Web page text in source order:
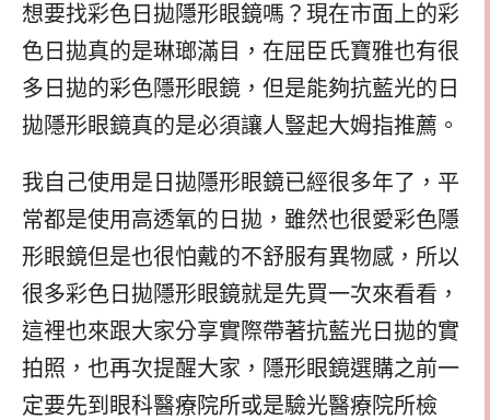
想要找彩色日拋隱形眼鏡嗎？現在市面上的彩
色日拋真的是琳瑯滿目，在屈臣氏寶雅也有很
多日拋的彩色隱形眼鏡，但是能夠抗藍光的日
拋隱形眼鏡真的是必須讓人豎起大姆指推薦。
我自己使用是日拋隱形眼鏡已經很多年了，平
常都是使用高透氧的日拋，雖然也很愛彩色隱
形眼鏡但是也很怕戴的不舒服有異物感，所以
很多彩色日拋隱形眼鏡就是先買一次來看看，
這裡也來跟大家分享實際帶著抗藍光日拋的實
拍照，也再次提醒大家，隱形眼鏡選購之前一
定要先到眼科醫療院所或是驗光醫療院所檢